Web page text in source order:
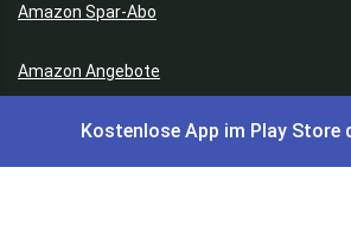
Amazon Spar-Abo
Amazon Angebote
AOK Gratisgeschenke
Kostenlose App im Play Store